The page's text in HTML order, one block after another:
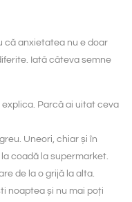
că anxietatea nu e doar
Iată câteva semne
Parcă ai uitat ceva
Uneori, chiar și în
coadă la supermarket.
de la o grijă la alta.
noaptea și nu mai poți